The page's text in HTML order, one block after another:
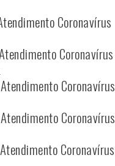
Coronavírus
Coronavírus
Coronavírus
Coronavírus
Coronavírus